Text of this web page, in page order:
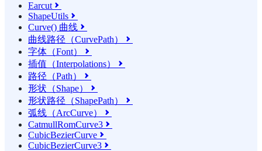
Earcut 
ShapeUtils 
Curve() 曲线 
曲线路径（CurvePath） 
字体（Font） 
插值（Interpolations） 
路径（Path） 
形状（Shape） 
形状路径（ShapePath） 
弧线（ArcCurve） 
CatmullRomCurve3 
CubicBezierCurve 
CubicBezierCurve3 